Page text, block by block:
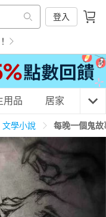
登入
保健 民生用品
休閒 親子玩具
用品 居家 3C
文學小說 每晚一個鬼